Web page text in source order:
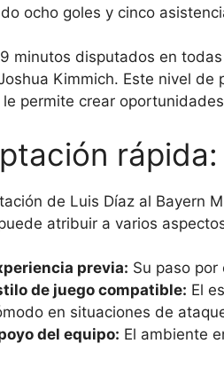
ocho goles y cinco
minutos disputados en
Kimmich. Este nivel
le permite crear
de Luis Díaz al Bayern
atribuir a varios
previa: Su paso
de juego compatible: El
en situaciones de
del equipo: El ambiente